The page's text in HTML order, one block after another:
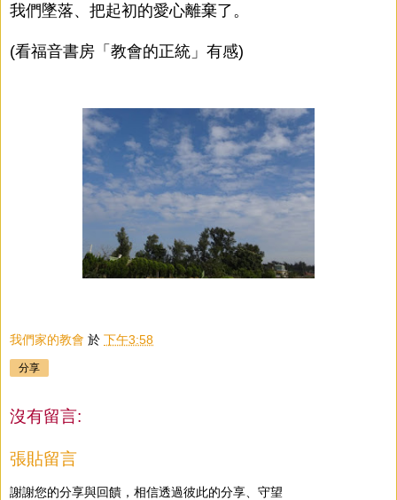
我們墜落、把起初的愛心離棄了。
(看福音書房「教會的正統」有感)
我們家的教會 於 下午3:58
分享
沒有留言:
張貼留言
謝謝您的分享與回饋，相信透過彼此的分享、守望